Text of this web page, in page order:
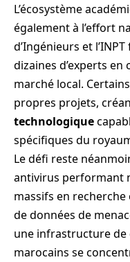
L’écosystème
également à l’effort
d’Ingénieurs et
dizaines d’experts
marché local.
propres projets,
technologique
spécifiques du
Le défi reste
antivirus performant
massifs en
de données de
une infrastructure de
marocains se